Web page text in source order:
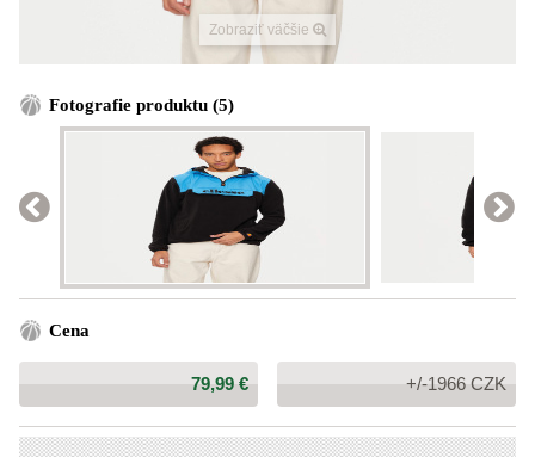
Zobraziť väčšie
Fotografie produktu (5)
Cena
Cena:
79,99 € +/-1966 CZK